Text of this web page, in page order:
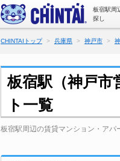
板宿駅周
探し
CHINTAIトップ 兵庫県 神戸市
板宿駅（神戸市
ト一覧
板宿駅周辺の賃貸マンション・アパ